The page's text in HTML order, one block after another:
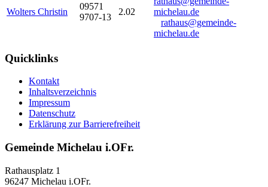
Wolters Christin
09571
9707-13
2.02
rathaus@gemeinde-
michelau.de
Quicklinks
Kontakt
Inhaltsverzeichnis
Impressum
Datenschutz
Erklärung zur Barrierefreiheit
Gemeinde Michelau i.OFr.
Rathausplatz 1
96247 Michelau i.OFr.